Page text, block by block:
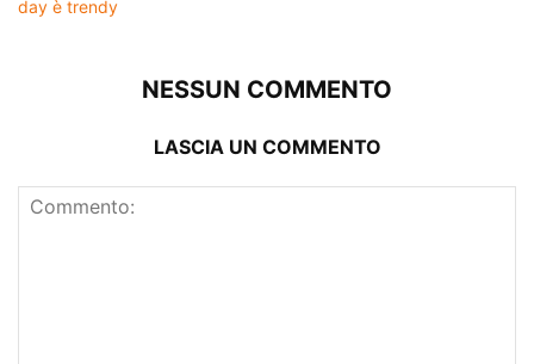
NESSUN COMMENTO
LASCIA UN COMMENTO